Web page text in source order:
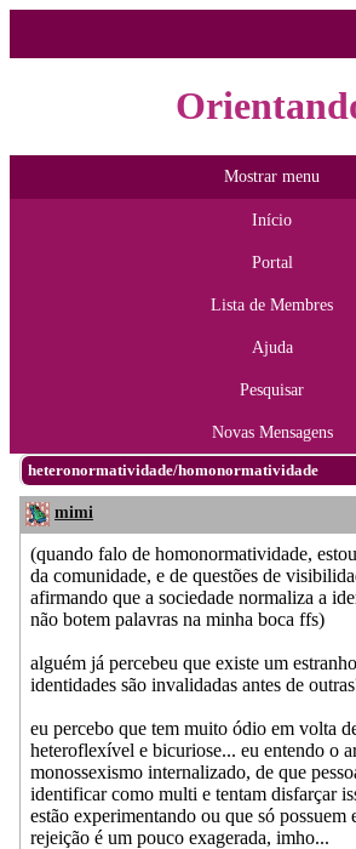
Mostrar menu
Início
Portal
Lista de Membres
Ajuda
Pesquisar
Novas Mensagens
heteronormatividade/homonormatividade
mimi
(quando falo de homonormatividade,
da comunidade, e de questões de
afirmando que a sociedade normaliza a
não botem palavras na minha boca ffs)
alguém já percebeu que existe um
identidades são invalidadas antes de
eu percebo que tem muito ódio em volta
heteroflexível e bicuriose... eu entendo o
monossexismo internalizado, de que
identificar como multi e tentam disfarçar
estão experimentando ou que só possuem
rejeição é um pouco exagerada, imho...